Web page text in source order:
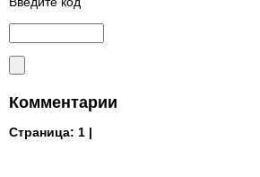
Комментарии
Страница: 1 |